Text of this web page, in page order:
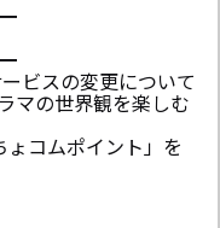
ビスの変更について
の世界観を楽しむ
コムポイント」を